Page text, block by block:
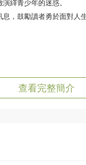
繹青少年的迷惑。
，鼓勵讀者勇於面對人生
勒崗大學藝術系畢業，
小說系列《穿越時
本好讀」選舉中當選「我
書叢榜十本好書」選舉
查看完整簡介